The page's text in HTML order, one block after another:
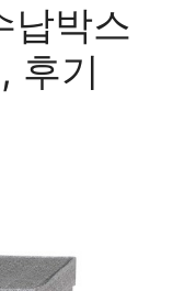
납박스
후기